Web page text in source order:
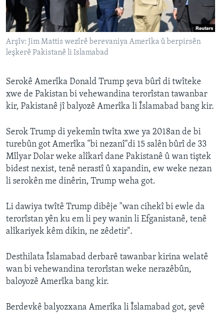
ÇAND Û HUNER
SERNIVÎS
SORANÎ
FOLLOW US
Zimanên Din
Arşîv: Jim Mattis wezîrê berevaniya Amerîka û berpirsên
leşkerê Pakistanê li Islamabad
Serokê Amerîka Donald Trump şeva bûrî di twîteke
xwe de Pakistan bi vehewandina terorîstan tawanbar
kir, Pakistanê jî balyozê Amerîka li Îslamabad bang kir.
Serok Trump di yekemîn twîta xwe ya 2018an de bi
turebûn got Amerîka "bi nezanî"di 15 salên bûrî de 33
Mîlyar Dolar weke alîkarî dane Pakistanê û wan tiştek
bidest nexist, tenê nerastî û xapandin, ew weke nezan
li serokên me dinêrin, Trump weha got.
Li dawiya twîtê Trump dibêje "wan cihekî bi ewle da
terorîstan yên ku em li pey wanin li Efganistanê, tenê
alîkariyek kêm dikin, ne zêdetir".
Desthilata Îslamabad derbarê tawanbar kirina welatê
wan bi vehewandina terorîstan weke nerazêbûn,
baloyozê Amerîka bang kir.
Berdevkê balyozxana Amerîka li Îslamabad got, şevê